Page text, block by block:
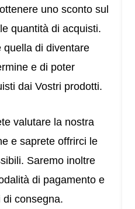
uno sconto sul
quantità di acquisti.
quella di diventare
e di poter
dai Vostri prodotti.
valutare la nostra
e saprete offrirci le
Saremo inoltre
di pagamento e
di consegna.